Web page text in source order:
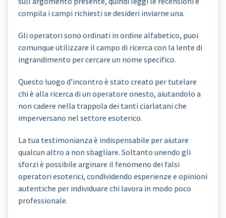
compila i campi richiesti se desideri inviarne una.
Gli operatori sono ordinati in ordine alfabetico, puoi
comunque utilizzare il campo di ricerca con la lente di
ingrandimento per cercare un nome specifico.
Questo luogo d’incontro è stato creato per tutelare
chi è alla ricerca di un operatore onesto, aiutandolo a
non cadere nella trappola dei tanti ciarlatani che
imperversano nel settore esoterico.
La tua testimonianza è indispensabile per aiutare
qualcun altro a non sbagliare. Soltanto unendo gli
sforzi è possibile arginare il fenomeno dei falsi
operatori esoterici, condividendo esperienze e opinioni
autentiche per individuare chi lavora in modo poco
professionale.